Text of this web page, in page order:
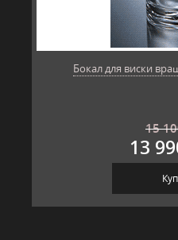
Бокал для виски
15
13